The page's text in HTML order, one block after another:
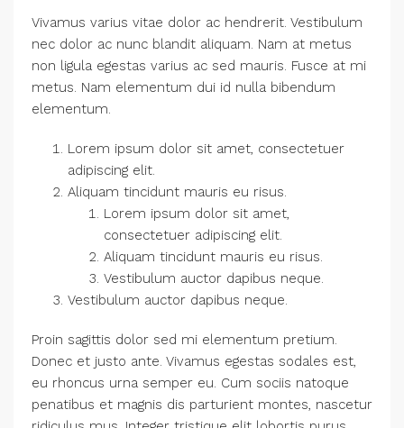
Vivamus varius vitae dolor ac hendrerit. Vestibulum
nec dolor ac nunc blandit aliquam. Nam at metus
non ligula egestas varius ac sed mauris. Fusce at mi
metus. Nam elementum dui id nulla bibendum
elementum.
Lorem ipsum dolor sit amet, consectetuer
adipiscing elit.
Aliquam tincidunt mauris eu risus.
Lorem ipsum dolor sit amet,
consectetuer adipiscing elit.
Aliquam tincidunt mauris eu risus.
Vestibulum auctor dapibus neque.
Vestibulum auctor dapibus neque.
Proin sagittis dolor sed mi elementum pretium.
Donec et justo ante. Vivamus egestas sodales est,
eu rhoncus urna semper eu. Cum sociis natoque
penatibus et magnis dis parturient montes, nascetur